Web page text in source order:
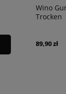
Wino
Trocken
89,90 zł